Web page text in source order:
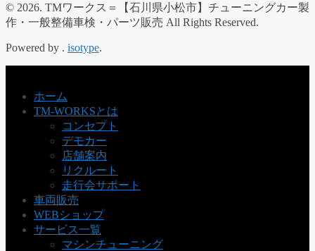
© 2026. TMワークス＝【石川県小松市】チューニングカー製
作・一般整備車検・パーツ販売 All Rights Reserved.
Powered by . isotype.
ホーム
TM-WORKSとは
コンセプト
デモカー
店舗案内
リクルート
走行会サポート
車両販売
WEBショップ
サービス一覧
マシンチューニング